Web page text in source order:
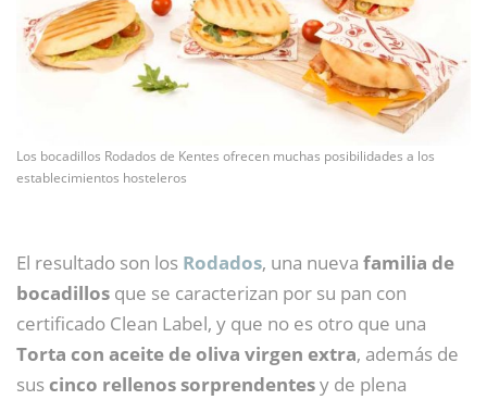
Los bocadillos Rodados de Kentes ofrecen muchas posibilidades a los
establecimientos hosteleros
El resultado son los Rodados, una nueva familia de
bocadillos que se caracterizan por su pan con
certificado Clean Label, y que no es otro que una
Torta con aceite de oliva virgen extra, además de
suscinco rellenos sorprendentesy de plena